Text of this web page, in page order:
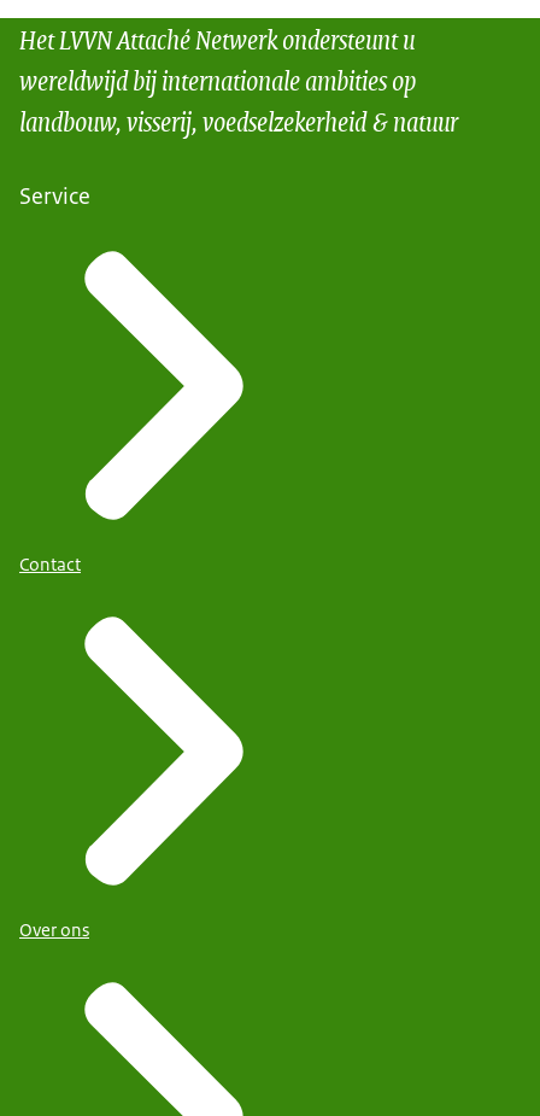
Het LVVN Attaché Netwerk ondersteunt u
wereldwijd bij internationale ambities op
landbouw, visserij, voedselzekerheid & natuur
Service
Contact
Over ons